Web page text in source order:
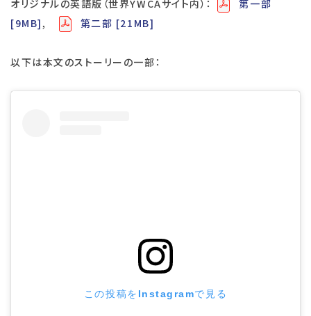
オリジナルの英語版（世界YWCAサイト内）：
第一部
[9MB] , 第二部 [21MB]
以下は本文のストーリーの一部：
この投稿をInstagramで見る